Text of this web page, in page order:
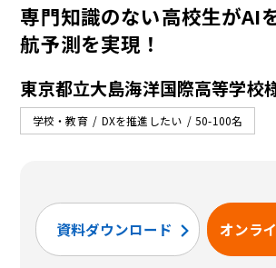
専門知識のない高校生がAI
航予測を実現！
東京都立大島海洋国際高等学校
学校・教育 DXを推進したい 50-100名
資料ダウンロード オンラ